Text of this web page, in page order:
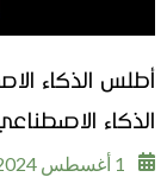
أطلس الذكاء
الذكاء
1 أغسطس 2024